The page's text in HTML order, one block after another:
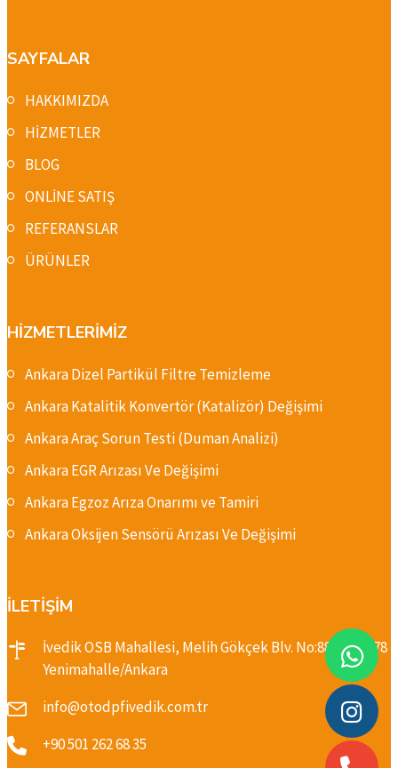
SAYFALAR
HAKKIMIZDA
HİZMETLER
BLOG
ONLİNE SATIŞ
REFERANSLAR
ÜRÜNLER
HİZMETLERİMİZ
Ankara Dizel Partikül Filtre Temizleme
Ankara Katalitik Konvertör (Katalizör) Değişimi
Ankara Araç Sorun Testi (Duman Analizi)
Ankara EGR Arızası Ve Değişimi
Ankara Egzoz Arıza Onarımı ve Tamiri
Ankara Oksijen Sensörü Arızası Ve Değişimi
İLETİŞİM
İvedik OSB Mahallesi, Melih Gökçek Blv. No:88-E, 06378
Yenimahalle/Ankara
info@otodpfivedik.com.tr
+90 501 262 68 35